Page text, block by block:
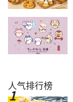
人气排行榜